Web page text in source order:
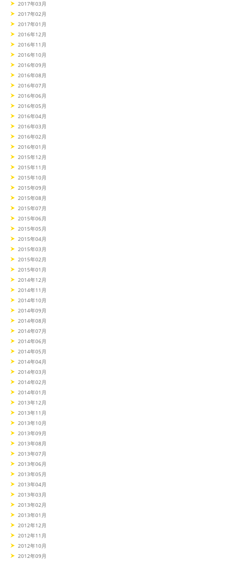
2017年03月
2017年02月
2017年01月
2016年12月
2016年11月
2016年10月
2016年09月
2016年08月
2016年07月
2016年06月
2016年05月
2016年04月
2016年03月
2016年02月
2016年01月
2015年12月
2015年11月
2015年10月
2015年09月
2015年08月
2015年07月
2015年06月
2015年05月
2015年04月
2015年03月
2015年02月
2015年01月
2014年12月
2014年11月
2014年10月
2014年09月
2014年08月
2014年07月
2014年06月
2014年05月
2014年04月
2014年03月
2014年02月
2014年01月
2013年12月
2013年11月
2013年10月
2013年09月
2013年08月
2013年07月
2013年06月
2013年05月
2013年04月
2013年03月
2013年02月
2013年01月
2012年12月
2012年11月
2012年10月
2012年09月